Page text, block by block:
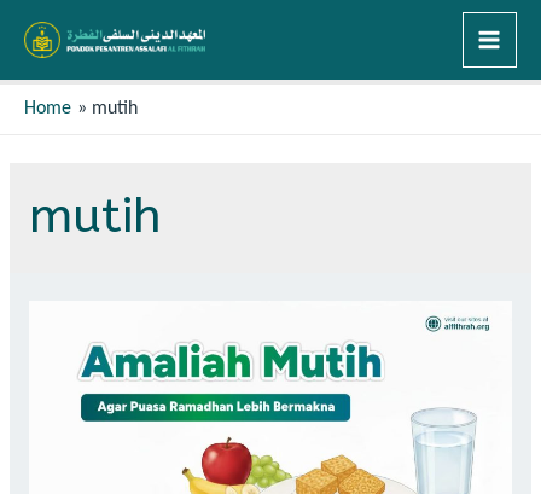
Home mutih
mutih